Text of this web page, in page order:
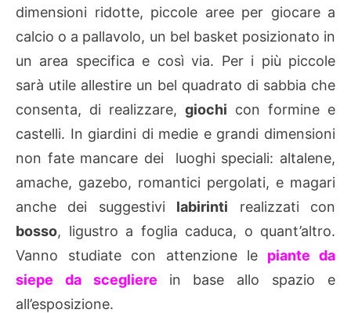
dimensioni ridotte, piccole aree per giocare a
calcio o a pallavolo, un bel basket posizionato in
un area specifica e così via. Per i più piccole
sarà utile allestire un bel quadrato di sabbia che
consenta, di realizzare, giochi con formine e
castelli. In giardini di medie e grandi dimensioni
non fate mancare dei luoghi speciali: altalene,
amache, gazebo, romantici pergolati, e magari
anche dei suggestivi labirinti realizzati con
bosso, ligustro a foglia caduca, o quant’altro.
Vanno studiate con attenzione le piante da
siepe da scegliere in base allo spazio e
all’esposizione.